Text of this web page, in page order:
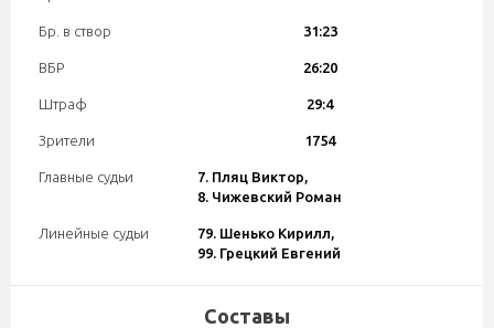
Бр. в створ 31:23
ВБР 26:20
Штраф 29:4
Зрители 1754
Главные судьи
7. Пляц Виктор,
8. Чижевский Роман
Линейные судьи
79. Шенько Кирилл,
99. Грецкий Евгений
Составы